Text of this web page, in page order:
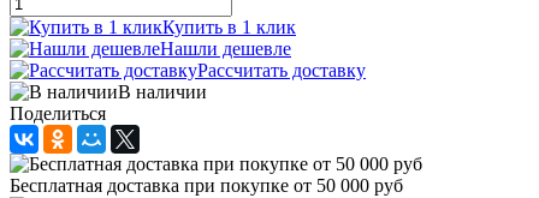
Купить в 1 клик
Нашли дешевле
Рассчитать доставку
В наличии
Поделиться
Бесплатная доставка при покупке от 50 000 руб